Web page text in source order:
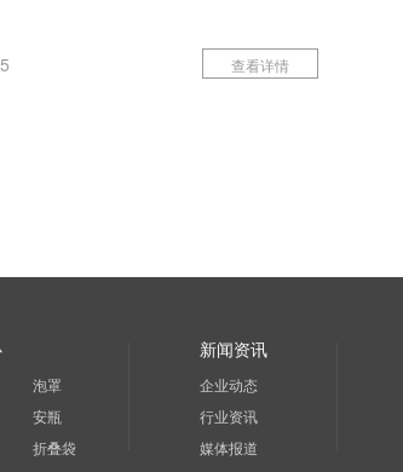
查看详情
泡罩
安瓶
折叠袋
新闻资讯
企业动态
行业资讯
媒体报道